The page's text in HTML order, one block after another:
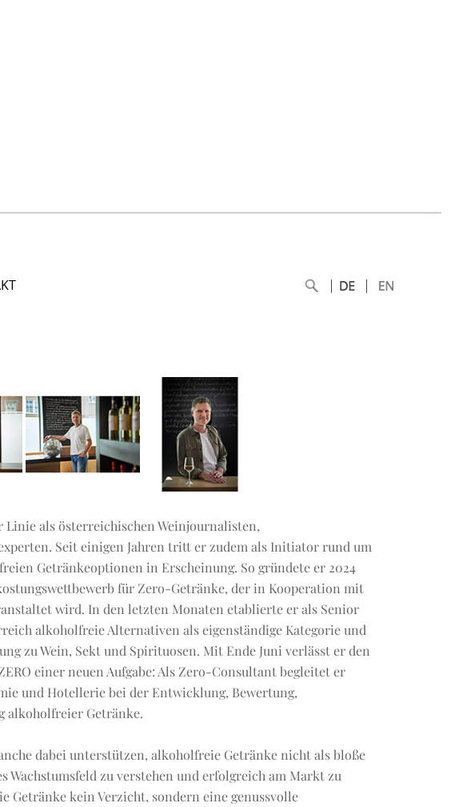
als österreichischen Weinjournalisten,
Seit einigen Jahren tritt er zudem als Initiator rund um
Getränkeoptionen in Erscheinung. So gründete er 2024
für Zero-Getränke, der in Kooperation mit
wird. In den letzten Monaten etablierte er als Senior
alkoholfreie Alternativen als eigenständige Kategorie und
zu Wein, Sekt und Spirituosen. Mit Ende Juni verlässt er den
einer neuen Aufgabe: Als Zero-Consultant begleitet er
und Hotellerie bei der Entwicklung, Bewertung,
alkoholfreier Getränke.
dabei unterstützen, alkoholfreie Getränke nicht als bloße
Wachstumsfeld zu verstehen und erfolgreich am Markt zu
Getränke kein Verzicht, sondern eine genussvolle